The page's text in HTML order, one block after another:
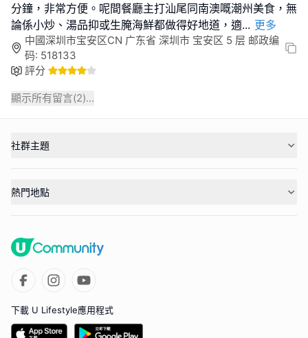
分鐘，非常方便。呢間餐廳主打汕尾同南澳嘅潮州美食，無
論係小炒、湯品抑或生腌海鮮都做得好地道，適... 更多
中國深圳市宝安区CN 广东省 深圳市 宝安区 5 层 邮政编
码: 518133
評分
顯示所有留言(2)...
社群主題
熱門地點
下載 U Lifestyle應用程式